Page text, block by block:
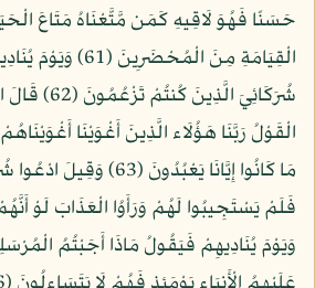
حَسَنًا فَهُوَ لَاقِيهِ كَمَن مَّتَّعْنَاهُ مَتَاعَ
الْقِيَامَةِ مِنَ
شُرَكَائِيَ
الْقَوْلُ رَبَّنَا هَؤُلَاء الَّذِينَ أَغْوَيْنَا
مَا كَانُوا إِيَّانَا يَعْبُدُونَ